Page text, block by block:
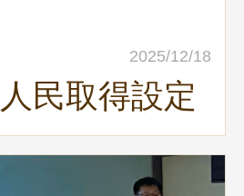
2025/12/18
民取得設定
產物權之許